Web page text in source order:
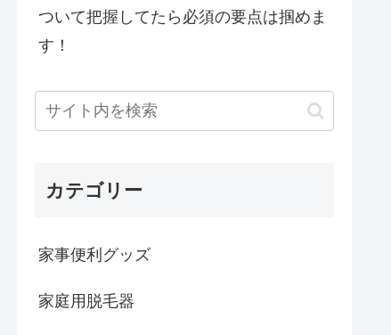
ついて把握してたら必須の要点は掴めま
す！
カテゴリー
家事便利グッズ
家庭用脱毛器